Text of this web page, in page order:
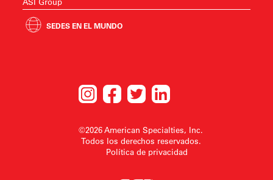
SEDES EN EL MUNDO
©2026 American Specialties, Inc.
Todos los derechos reservados.
Política de privacidad